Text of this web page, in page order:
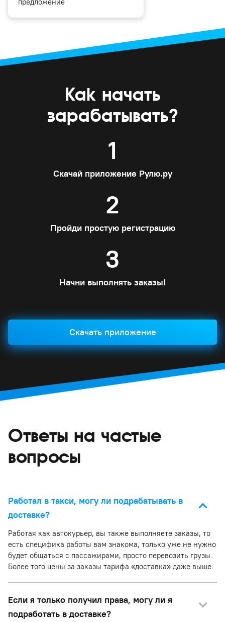
Как начать
зарабатывать?
1
Скачай приложение Рулю.ру
2
Пройди простую регистрацию
3
Начни выполнять заказы!
Скачать приложение
Ответы на частые
вопросы
Работал в такси, могу ли подрабатывать в
доставке?
Работая как автокурьер, вы также выполняете заказы, то
есть специфика работы вам знакома, только уже не нужно
будет общаться с пассажирами, просто перевозить грузы.
Более того цены за заказы тарифа «доставка» даже выше.
Если я только получил права, могу ли я
подработать в доставке?